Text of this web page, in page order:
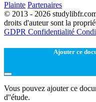
Plainte Partenaires
© 2013 - 2026 studylibfr.com
droits d'auteur sont la
GDPR Confidentialité
Ajouter ce
Vous pouvez ajouter ce
d''étude.